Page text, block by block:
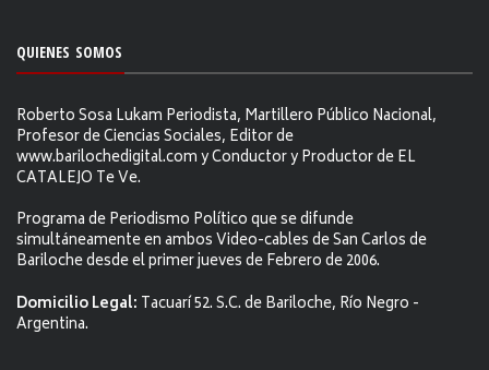
QUIENES SOMOS
Roberto Sosa Lukam Periodista, Martillero Público Nacional,
Profesor de Ciencias Sociales, Editor de
www.barilochedigital.com y Conductor y Productor de EL
CATALEJO Te Ve.
Programa de Periodismo Político que se difunde
simultáneamente en ambos Video-cables de San Carlos de
Bariloche desde el primer jueves de Febrero de 2006.
Domicilio Legal: Tacuarí 52. S.C. de Bariloche, Río Negro -
Argentina.